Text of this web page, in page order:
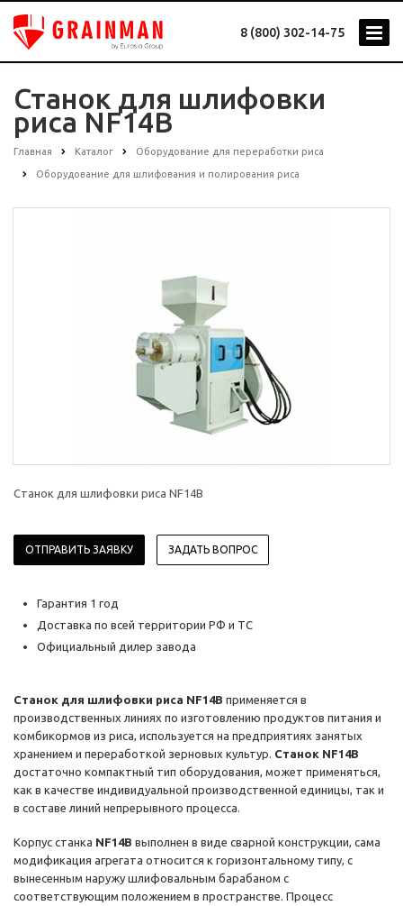
8 (800) 302-14-75
Станок для шлифовки
риса NF14B
Главная Каталог Оборудование для переработки риса
Оборудование для шлифования и полирования риса
Станок для шлифовки риса NF14B
ОТПРАВИТЬ ЗАЯВКУ ЗАДАТЬ ВОПРОС
Гарантия 1 год
Доставка по всей территории РФ и ТС
Официальный дилер завода
Станок для шлифовки риса NF14B применяется в
производственных линиях по изготовлению продуктов питания и
комбикормов из риса, используется на предприятиях занятых
хранением и переработкой зерновых культур. Станок NF14B
достаточно компактный тип оборудования, может применяться,
как в качестве индивидуальной производственной единицы, так и
в составе линий непрерывного процесса.
Корпус станка NF14B выполнен в виде сварной конструкции, сама
модификация агрегата относится к горизонтальному типу, с
вынесенным наружу шлифовальным барабаном с
соответствующим положением в пространстве. Процесс